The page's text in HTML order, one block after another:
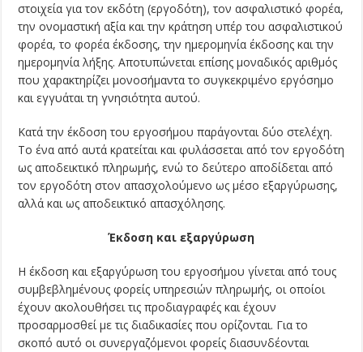
στοιχεία για τον εκδότη (εργοδότη), τον ασφαλιστικό φορέα,
την ονομαστική αξία και την κράτηση υπέρ του ασφαλιστικού
φορέα, το φορέα έκδοσης, την ημερομηνία έκδοσης και την
ημερομηνία λήξης. Αποτυπώνεται επίσης μοναδικός αριθμός
που χαρακτηρίζει μονοσήμαντα το συγκεκριμένο εργόσημο
και εγγυάται τη γνησιότητα αυτού.
Κατά την έκδοση του εργοσήμου παράγονται δύο στελέχη.
Το ένα από αυτά κρατείται και φυλάσσεται από τον εργοδότη
ως αποδεικτικό πληρωμής, ενώ το δεύτερο αποδίδεται από
τον εργοδότη στον απασχολούμενο ως μέσο εξαργύρωσης,
αλλά και ως αποδεικτικό απασχόλησης.
Έκδοση και εξαργύρωση
Η έκδοση και εξαργύρωση του εργοσήμου γίνεται από τους
συμβεβλημένους φορείς υπηρεσιών πληρωμής, οι οποίοι
έχουν ακολουθήσει τις προδιαγραφές και έχουν
προσαρμοσθεί με τις διαδικασίες που ορίζονται. Για το
σκοπό αυτό οι συνεργαζόμενοι φορείς διασυνδέονται